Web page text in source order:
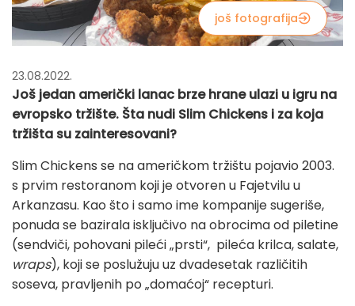
još fotografija
23.08.2022.
Još jedan američki lanac brze hrane ulazi u igru na
evropsko tržište. Šta nudi Slim Chickens i za koja
tržišta su zainteresovani?
Slim Chickens se na američkom tržištu pojavio 2003.
s prvim restoranom koji je otvoren u Fajetvilu u
Arkanzasu. Kao što i samo ime kompanije sugeriše,
ponuda se bazirala isključivo na obrocima od piletine
(sendviči, pohovani pileći „prsti“, pileća krilca, salate,
wraps), koji se poslužuju uz dvadesetak različitih
soseva, pravljenih po „domaćoj“ recepturi.